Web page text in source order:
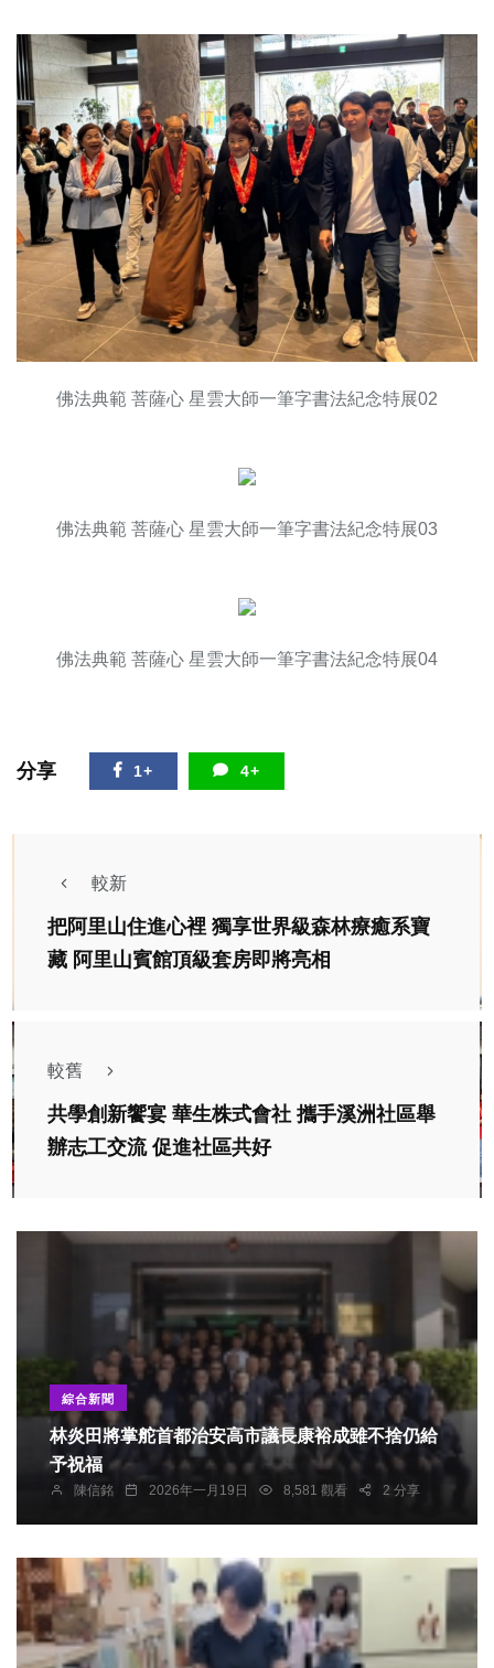
佛法典範 菩薩心 星雲大師一筆字書法紀念特展02
佛法典範 菩薩心 星雲大師一筆字書法紀念特展03
佛法典範 菩薩心 星雲大師一筆字書法紀念特展04
分享 1+ 4+
較新
把阿里山住進心裡 獨享世界級森林療癒系寶
藏 阿里山賓館頂級套房即將亮相
較舊
共學創新饗宴 華生株式會社 攜手溪洲社區舉
辦志工交流 促進社區共好
綜合新聞
林炎田將掌舵首都治安高市議長康裕成雖不捨仍給
予祝福
陳信銘 2026年一月19日 8,581 觀看 2 分享